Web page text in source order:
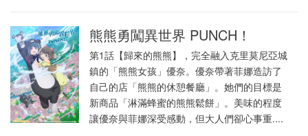
熊熊勇闖異世界 PUNCH！
第1話【歸來的熊熊】，完全融入克里莫尼亞城
鎮的「熊熊女孩」優奈。優奈帶著菲娜造訪了
自己的店「熊熊的休憩餐廳」。她們的目標是
新商品「淋滿蜂蜜的熊熊鬆餅」。美味的程度
讓優奈與菲娜深受感動，但大人們卻心事重....